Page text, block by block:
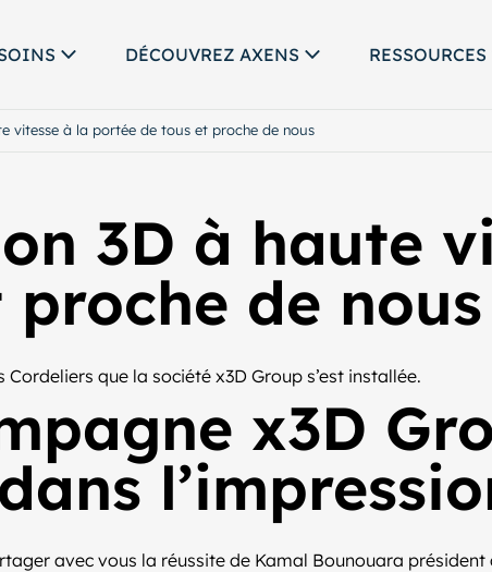
DÉCOUVREZ AXENS RESSOURCES
vitesse à la portée de tous et proche de nous
3D à haute
de nous
que la société x3D Group s’est installée.
x3D
avec vous la réussite de Kamal Bounouara président